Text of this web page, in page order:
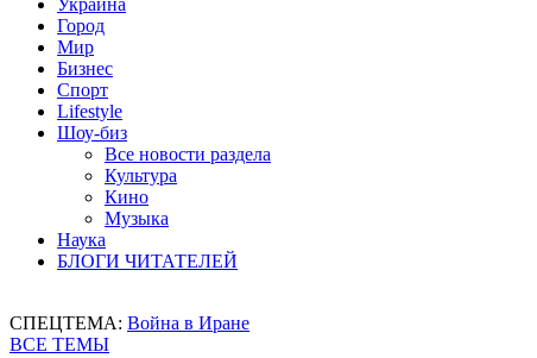
Украина
Город
Мир
Бизнес
Спорт
Lifestyle
Шоу-биз
Все новости раздела
Культура
Кино
Музыка
Наука
БЛОГИ ЧИТАТЕЛЕЙ
СПЕЦТЕМА: Война в Иране
ВСЕ ТЕМЫ